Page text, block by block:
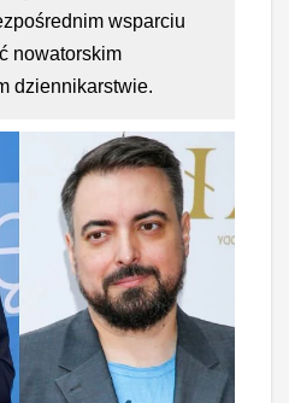
wsparciu
nowatorskim
dziennikarstwie.